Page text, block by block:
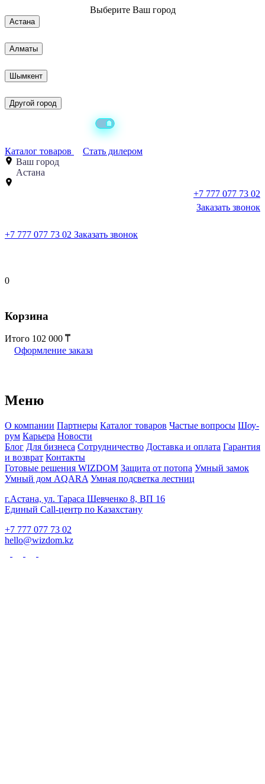
Выберите Ваш город
Астана
Алматы
Шымкент
Другой город
Каталог товаров
Стать дилером
Ваш город
Астана
+7 777 077 73 02
Заказать звонок
+7 777 077 73 02 Заказать звонок
0
Корзина
Итого 102 000
Оформление заказа
Меню
О компании Партнеры Каталог товаров Частые вопросы Шоу-
рум Карьера Новости
Блог Для бизнеса Сотрудничество Доставка и оплата Гарантия
и возврат Контакты
Готовые решения WIZDOM Защита от потопа Умный замок
Умный дом AQARA Умная подсветка лестниц
г.Астана, ул. Тараса Шевченко 8, ВП 16
Единый Call-центр по Казахстану
+7 777 077 73 02
hello@wizdom.kz